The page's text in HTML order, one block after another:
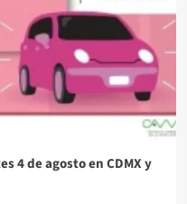
4 de agosto en CDMX y